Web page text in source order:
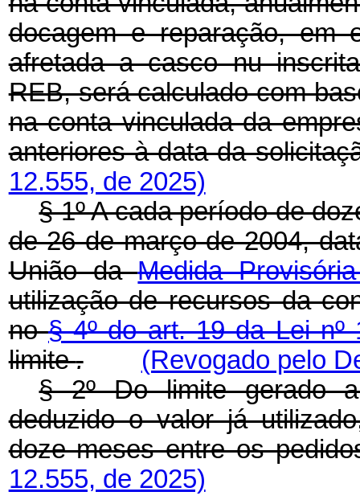
docagem e reparação, em
afretada a casco nu
REB, será calculado com
na conta vinculada da
anteriores à data da
12.555, de 2025)
§ 1º A cada período de
de 26 de março de 2004,
União daMedida
utilização de recursos da
no§ 4º do art. 19 da Lei
limite.
(Revogado pelo
§ 2º Do limite gerado
deduzido o valor já
doze meses entre os
12.555, de 2025)